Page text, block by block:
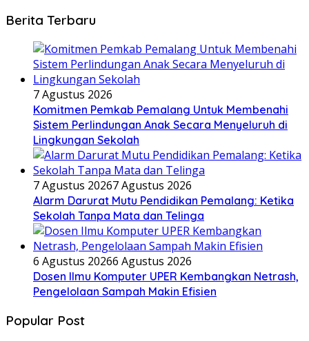
Berita Terbaru
7 Agustus 2026
Komitmen Pemkab Pemalang Untuk Membenahi
Sistem Perlindungan Anak Secara Menyeluruh di
Lingkungan Sekolah
7 Agustus 20267 Agustus 2026
Alarm Darurat Mutu Pendidikan Pemalang: Ketika
Sekolah Tanpa Mata dan Telinga
6 Agustus 20266 Agustus 2026
Dosen Ilmu Komputer UPER Kembangkan Netrash,
Pengelolaan Sampah Makin Efisien
Popular Post